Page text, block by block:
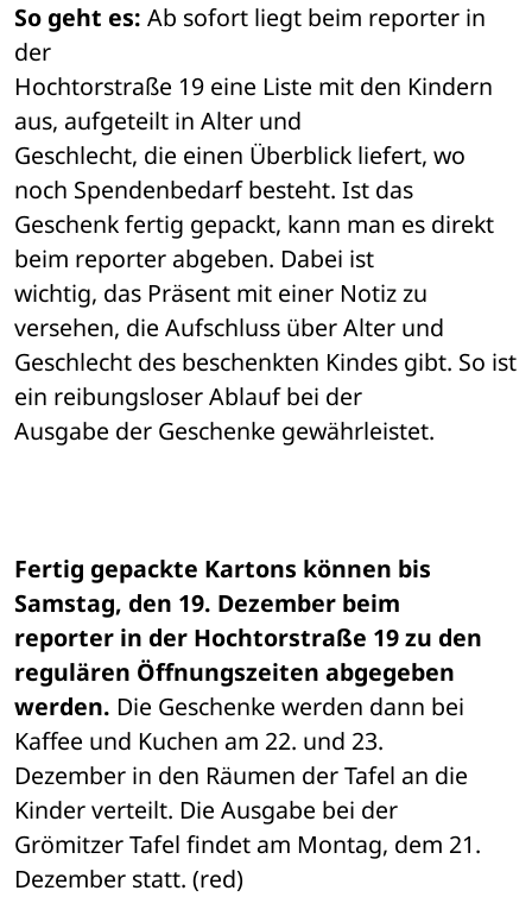
So geht es: Ab sofort liegt beim reporter in
der
Hochtorstraße 19 eine Liste mit den Kindern
aus, aufgeteilt in Alter und
Geschlecht, die einen Überblick liefert, wo
noch Spendenbedarf besteht. Ist das
Geschenk fertig gepackt, kann man es direkt
beim reporter abgeben. Dabei ist
wichtig, das Präsent mit einer Notiz zu
versehen, die Aufschluss über Alter und
Geschlecht des beschenkten Kindes gibt. So ist
ein reibungsloser Ablauf bei der
Ausgabe der Geschenke gewährleistet.
Fertig gepackte Kartons können bis
Samstag, den 19. Dezember beim
reporter in der Hochtorstraße 19 zu den
regulären Öffnungszeiten abgegeben
werden. Die Geschenke werden dann bei
Kaffee und Kuchen am 22. und 23.
Dezember in den Räumen der Tafel an die
Kinder verteilt. Die Ausgabe bei der
Grömitzer Tafel findet am Montag, dem 21.
Dezember statt. (red)